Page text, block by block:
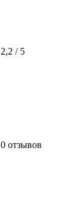
2,2 / 5
0 отзывов